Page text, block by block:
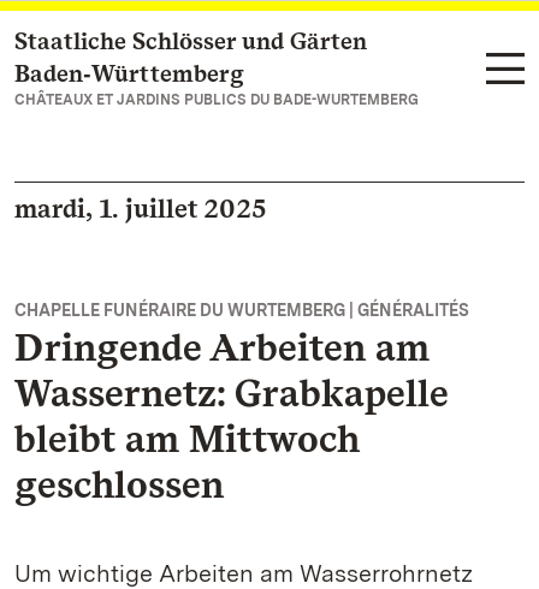
Vers la page d’accueil
Staatliche Schlösser und Gärten
Baden‑Württemberg
CHÂTEAUX ET JARDINS PUBLICS DU BADE-WURTEMBERG
mardi, 1. juillet 2025
CHAPELLE FUNÉRAIRE DU WURTEMBERG | GÉNÉRALITÉS
Dringende Arbeiten am
Wassernetz: Grabkapelle
bleibt am Mittwoch
geschlossen
Um wichtige Arbeiten am Wasserrohrnetz